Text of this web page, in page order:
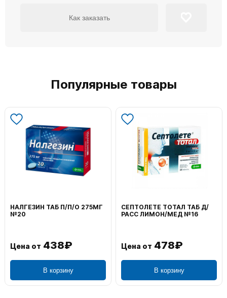
Как заказать
Популярные товары
НАЛГЕЗИН ТАБ П/П/О 275МГ
№20
Цена от 438₽
В корзину
СЕПТОЛЕТЕ ТОТАЛ ТАБ Д/
РАСС ЛИМОН/МЕД №16
Цена от 478₽
В корзину